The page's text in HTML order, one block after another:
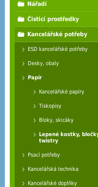
Nářadí
Čisticí prostředky
Kancelářské potřeby
ESD kancelářské potřeby
Desky, obaly
Papír
Kancelářské papíry
Tiskopisy
Bloky, skicáky
Lepené kostky,
twistry
Psací potřeby
Kancelářská technika
Kancelářské doplňky